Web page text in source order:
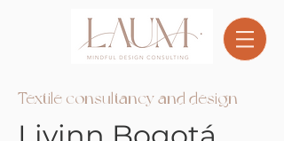
Textile consultancy and design